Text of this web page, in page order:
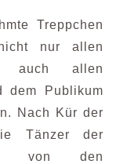
Treppchen
nur allen
auch allen
dem Publikum
Nach Kür der
Tänzer der
von den